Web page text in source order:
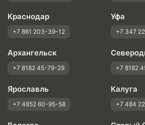
Краснодар
+7 861 203-39-12
Уфа
+7 347
Архангельск
+7 8182 45-79-29 +7 8182
Ярославль
+7 4852 60-95-58
Калуга
+7 484